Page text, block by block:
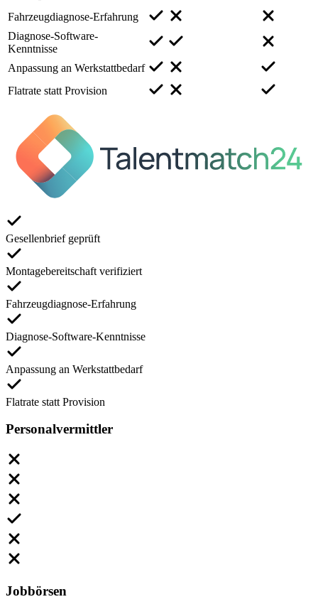
Fahrzeugdiagnose-Erfahrung
Diagnose-Software-
Kenntnisse
Anpassung an Werkstattbedarf
Flatrate statt Provision
Gesellenbrief geprüft
Montagebereitschaft verifiziert
Fahrzeugdiagnose-Erfahrung
Diagnose-Software-Kenntnisse
Anpassung an Werkstattbedarf
Flatrate statt Provision
Personalvermittler
Jobbörsen